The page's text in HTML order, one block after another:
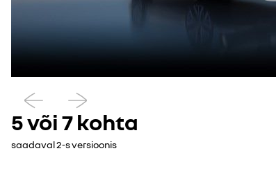
Eelmine
5 või 7 kohta
saadaval 2-s versioonis